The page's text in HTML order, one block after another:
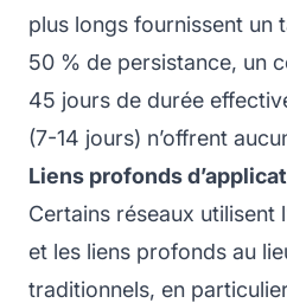
plus longs fournissent
50 % de persistance, un
45 jours de durée
(7-14 jours) n’offrent
Liens profonds
Certains réseaux utilisent
et les liens profonds au
traditionnels, en